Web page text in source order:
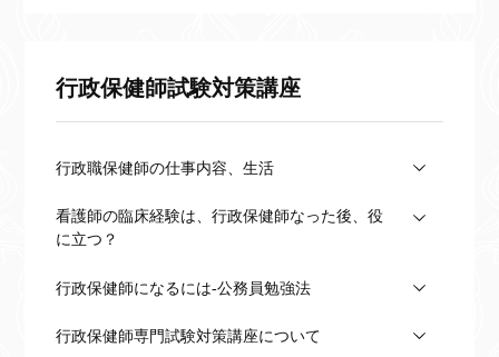
行政保健師試験対策講座
行政職保健師の仕事内容、生活
看護師の臨床経験は、行政保健師なった後、役
に立つ？
行政保健師になるには-公務員勉強法
行政保健師専門試験対策講座について